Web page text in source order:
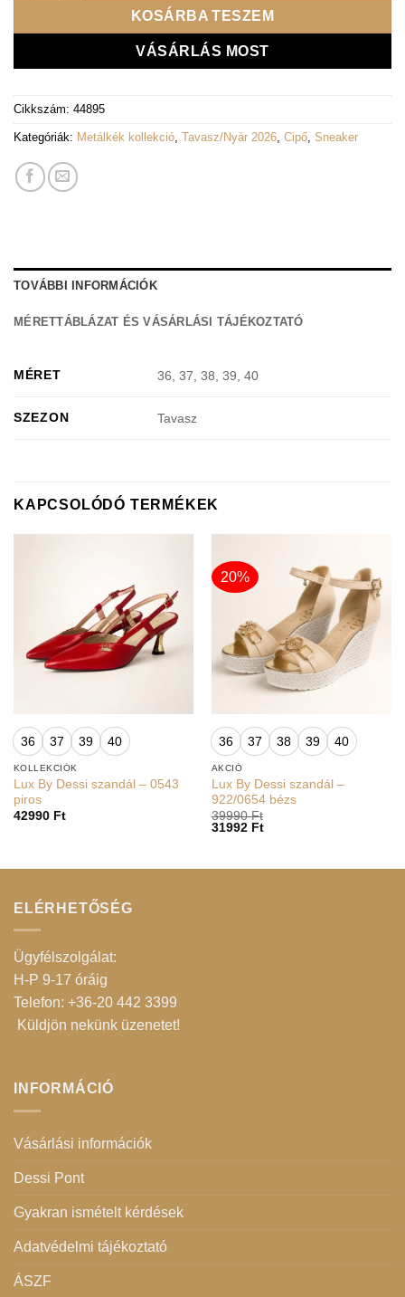
KOSÁRBA TESZEM
VÁSÁRLÁS MOST
Cikkszám: 44895
Kategóriák: Metálkék kollekció Tavasz/Nyár 2026 Cipő Sneaker
TOVÁBBI INFORMÁCIÓK
MÉRETTÁBLÁZAT ÉS VÁSÁRLÁSI TÁJÉKOZTATÓ
MÉRET 36, 37, 38, 39, 40
SZEZON Tavasz
KAPCSOLÓDÓ TERMÉKEK
36 37 39 40
KOLLEKCIÓK
Lux By Dessi szandál – 0543
piros
42990 Ft
20%
36 37 38 39 40
AKCIÓ
Lux By Dessi szandál –
922/0654 bézs
39990Ft
31992 Ft
ELÉRHETŐSÉG
Ügyfélszolgálat:
H-P 9-17 óráig
Telefon: +36-20 442 3399
Küldjön nekünk üzenetet!
INFORMÁCIÓ
Vásárlási információk
Dessi Pont
Gyakran ismételt kérdések
Adatvédelmi tájékoztató
ÁSZF